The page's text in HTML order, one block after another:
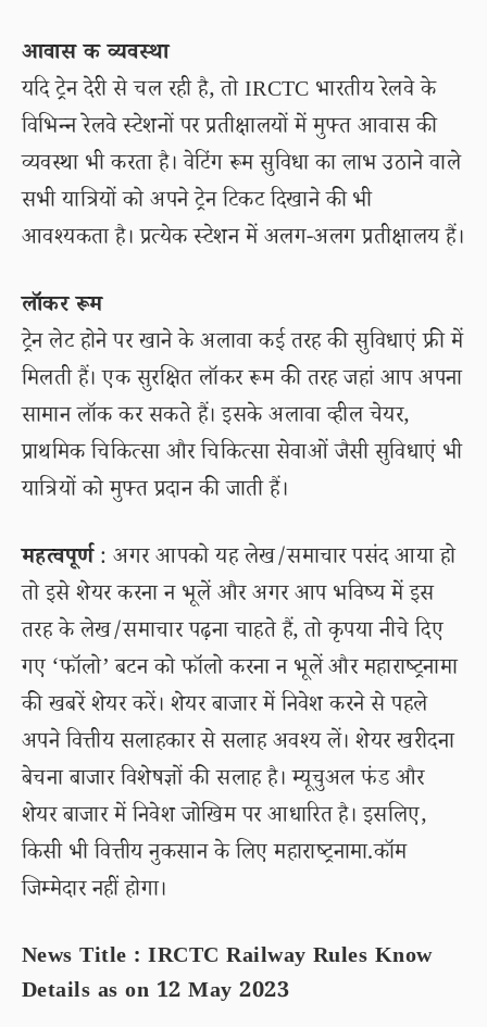
आवास क व्यवस्था
यदि ट्रेन देरी से चल रही है, तो IRCTC भारतीय रेलवे के
विभिन्न रेलवे स्टेशनों पर प्रतीक्षालयों में मुफ्त आवास की
व्यवस्था भी करता है। वेटिंग रूम सुविधा का लाभ उठाने वाले
सभी यात्रियों को अपने ट्रेन टिकट दिखाने की भी
आवश्यकता है। प्रत्येक स्टेशन में अलग-अलग प्रतीक्षालय हैं।
लॉकर रूम
ट्रेन लेट होने पर खाने के अलावा कई तरह की सुविधाएं फ्री में
मिलती हैं। एक सुरक्षित लॉकर रूम की तरह जहां आप अपना
सामान लॉक कर सकते हैं। इसके अलावा व्हील चेयर,
प्राथमिक चिकित्सा और चिकित्सा सेवाओं जैसी सुविधाएं भी
यात्रियों को मुफ्त प्रदान की जाती हैं।
महत्वपूर्ण: अगर आपको यह लेख/समाचार पसंद आया हो
तो इसे शेयर करना न भूलें और अगर आप भविष्य में इस
तरह के लेख/समाचार पढ़ना चाहते हैं, तो कृपया नीचे दिए
गए ‘फॉलो’ बटन को फॉलो करना न भूलें और महाराष्ट्रनामा
की खबरें शेयर करें। शेयर बाजार में निवेश करने से पहले
अपने वित्तीय सलाहकार से सलाह अवश्य लें। शेयर खरीदना
बेचना बाजार विशेषज्ञों की सलाह है। म्यूचुअल फंड और
शेयर बाजार में निवेश जोखिम पर आधारित है। इसलिए,
किसी भी वित्तीय नुकसान के लिए महाराष्ट्रनामा.कॉम
जिम्मेदार नहीं होगा।
News Title : IRCTC Railway Rules Know
Details as on 12 May 2023